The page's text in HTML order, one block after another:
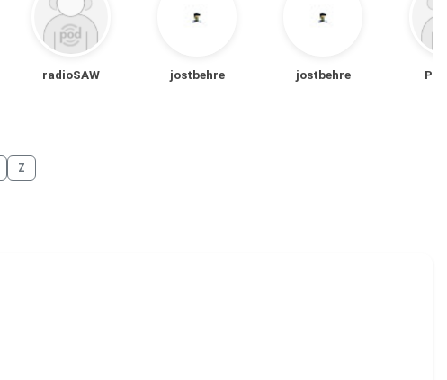
radioSAW jostbehre jostbehre
Z